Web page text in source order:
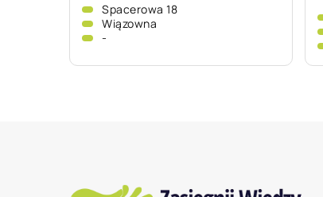
Spacerowa 18
Wiązowna
-